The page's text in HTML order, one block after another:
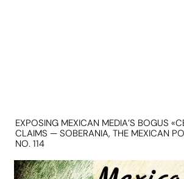
EXPOSING MEXICAN MEDIA’S BOGUS
CLAIMS — SOBERANIA, THE MEXICAN
NO. 114